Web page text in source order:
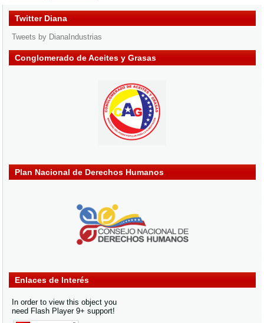
Twitter Diana
Tweets by DianaIndustrias
Conglomerado de Aceites y Grasas
Plan Nacional de Derechos Humanos
Enlaces de Interés
In order to view this object you
need Flash Player 9+ support!